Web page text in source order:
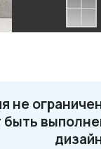
NEO 13
не
Вал, д. 32
32